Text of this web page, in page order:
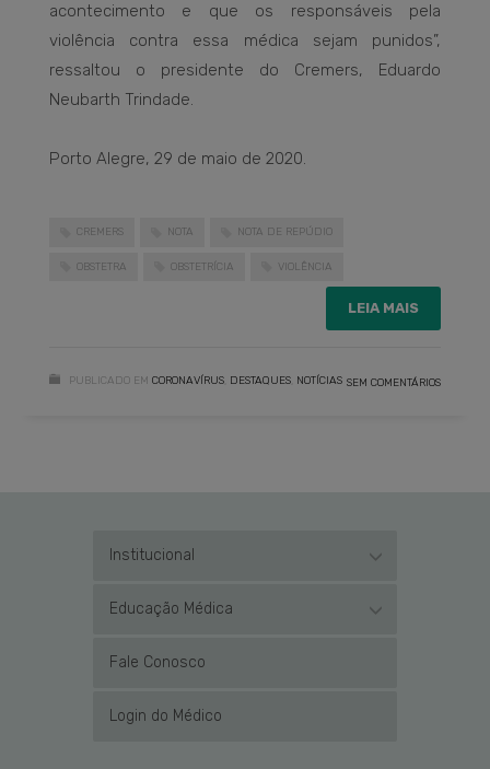
acontecimento e que os responsáveis pela
violência contra essa médica sejam punidos”,
ressaltou o presidente do Cremers, Eduardo
Neubarth Trindade.
Porto Alegre, 29 de maio de 2020.
CREMERS NOTA NOTA DE REPÚDIO
OBSTETRA OBSTETRÍCIA VIOLÊNCIA
LEIA MAIS
PUBLICADO EM CORONAVÍRUS DESTAQUES NOTÍCIAS SEM COMENTÁRIOS
Institucional
Educação Médica
Fale Conosco
Login do Médico